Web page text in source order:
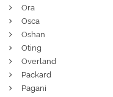
Ora
Osca
Oshan
Oting
Overland
Packard
Pagani